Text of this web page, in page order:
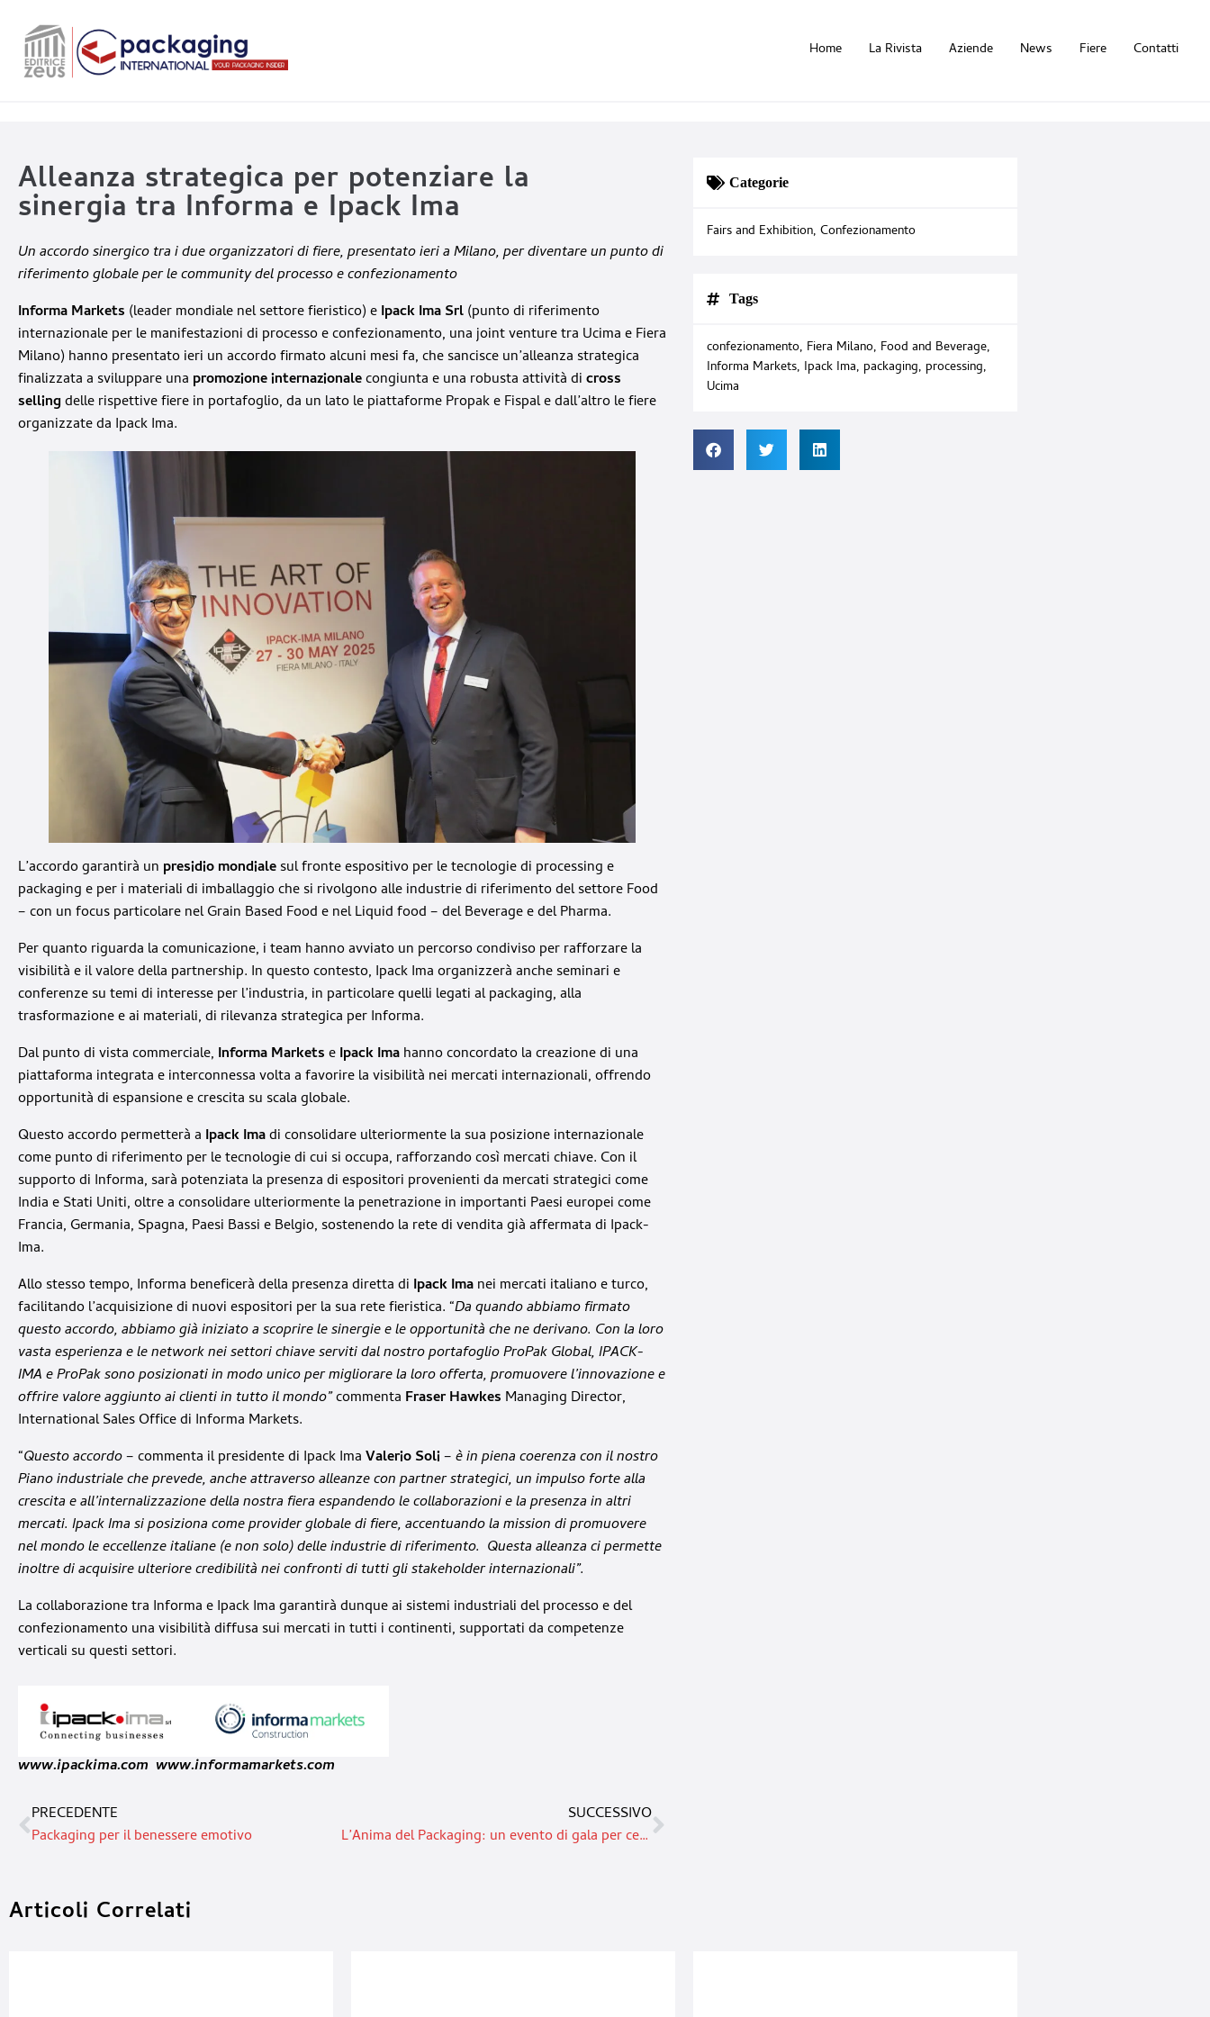
Home La Rivista Aziende News Fiere Contatti
Alleanza strategica per potenziare la
sinergia tra Informa e Ipack Ima
Un accordo sinergico tra i due organizzatori di fiere, presentato ieri a Milano, per diventare un punto di
riferimento globale per le community del processo e confezionamento
Informa Markets (leader mondiale nel settore fieristico) eIpack Ima Srl(punto di riferimento
internazionale per le manifestazioni di processo e confezionamento, una joint venture tra Ucima e Fiera
Milano) hanno presentato ieri un accordo firmato alcuni mesi fa, che sancisce un’alleanza strategica
finalizzata a sviluppareuna promozione internazionalecongiunta e una robusta attività dicross
sellingdelle rispettive fiere in portafoglio, da un lato le piattaforme Propak e Fispal e dall’altro le fiere
organizzate da Ipack Ima.
L’accordo garantirà un presidio mondialesul fronte espositivo per le tecnologie di processing e
packaging e per i materiali di imballaggio che si rivolgono alle industrie di riferimento del settore Food
– con un focus particolare nel Grain Based Food e nel Liquid food – del Beverage e del Pharma.
Per quanto riguarda la comunicazione, i team hanno avviato un percorso condiviso per rafforzare la
visibilità e il valore della partnership. In questo contesto, Ipack Ima organizzerà anche seminari e
conferenze su temi di interesse per l’industria, in particolare quelli legati al packaging, alla
trasformazione e ai materiali, di rilevanza strategica per Informa.
Dal punto di vista commerciale, Informa MarketseIpack Imahanno concordato la creazione di una
piattaforma integrata e interconnessa volta a favorire la visibilità nei mercati internazionali, offrendo
opportunità di espansione e crescita su scala globale.
Questo accordo permetterà a Ipack Imadi consolidare ulteriormente la sua posizione internazionale
come punto di riferimento per le tecnologie di cui si occupa, rafforzando così mercati chiave. Con il
supporto di Informa, sarà potenziata la presenza di espositori provenienti da mercati strategici come
India e Stati Uniti, oltre a consolidare ulteriormente la penetrazione in importanti Paesi europei come
Francia, Germania, Spagna, Paesi Bassi e Belgio, sostenendo la rete di vendita già affermata di Ipack-
Ima.
Allo stesso tempo, Informa beneficerà della presenza diretta di Ipack Imanei mercati italiano e turco,
facilitando l’acquisizione di nuovi espositori per la sua rete fieristica. “Da quando abbiamo firmato
questo accordo, abbiamo già iniziato a scoprire le sinergie e le opportunità che ne derivano. Con la loro
vasta esperienza e le network nei settori chiave serviti dal nostro portafoglio ProPak Global, IPACK-
IMA e ProPak sono posizionati in modo unico per migliorarela loro offerta, promuovere l’innovazione e
offrire valore aggiunto ai clienti in tutto il mondo”commenta Fraser Hawkes Managing Director,
International Sales Office di Informa Markets.
“Questo accordo– commenta il presidente di Ipack ImaValerio Soli–è in piena coerenza con il nostro
Piano industriale che prevede, anche attraverso alleanze con partner strategici, un impulso forte alla
crescita e all’internalizzazione della nostra fiera espandendo le collaborazioni e la presenza in altri
mercati. Ipack Ima si posiziona come provider globale di fiere, accentuando la mission di promuovere
nel mondo le eccellenze italiane (e non solo) delle industrie di riferimento. Questa alleanza ci permette
inoltre di acquisire ulteriore credibilità nei confronti di tutti gli stakeholder internazionali”.
La collaborazione tra Informa e Ipack Ima garantirà dunque ai sistemi industriali del processo e del
confezionamento una visibilità diffusa sui mercati in tutti i continenti, supportati da competenze
verticali su questi settori.
www.ipackima.com www.informamarkets.com
PRECEDENTE
Packaging per il benessere emotivo
SUCCESSIVO
L’Anima del Packaging: un evento di gala per celebrare i 40 anni di UCIMA
Categorie
Fairs and Exhibition, Confezionamento
Tags
confezionamento, Fiera Milano, Food and Beverage,
Informa Markets, Ipack Ima, packaging, processing,
Ucima
Articoli Correlati